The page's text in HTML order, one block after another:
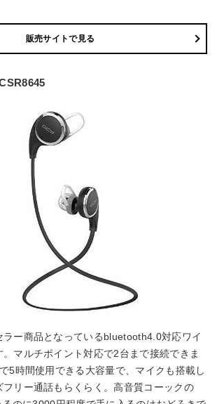
販売サイトで見る
ラー商品となっているbluetooth4.0対応ワイ
マルチポイント対応で2台まで接続できま
5時間使用できる大容量で、マイクも搭載し
フリー通話もらくらく。高音質コーックの